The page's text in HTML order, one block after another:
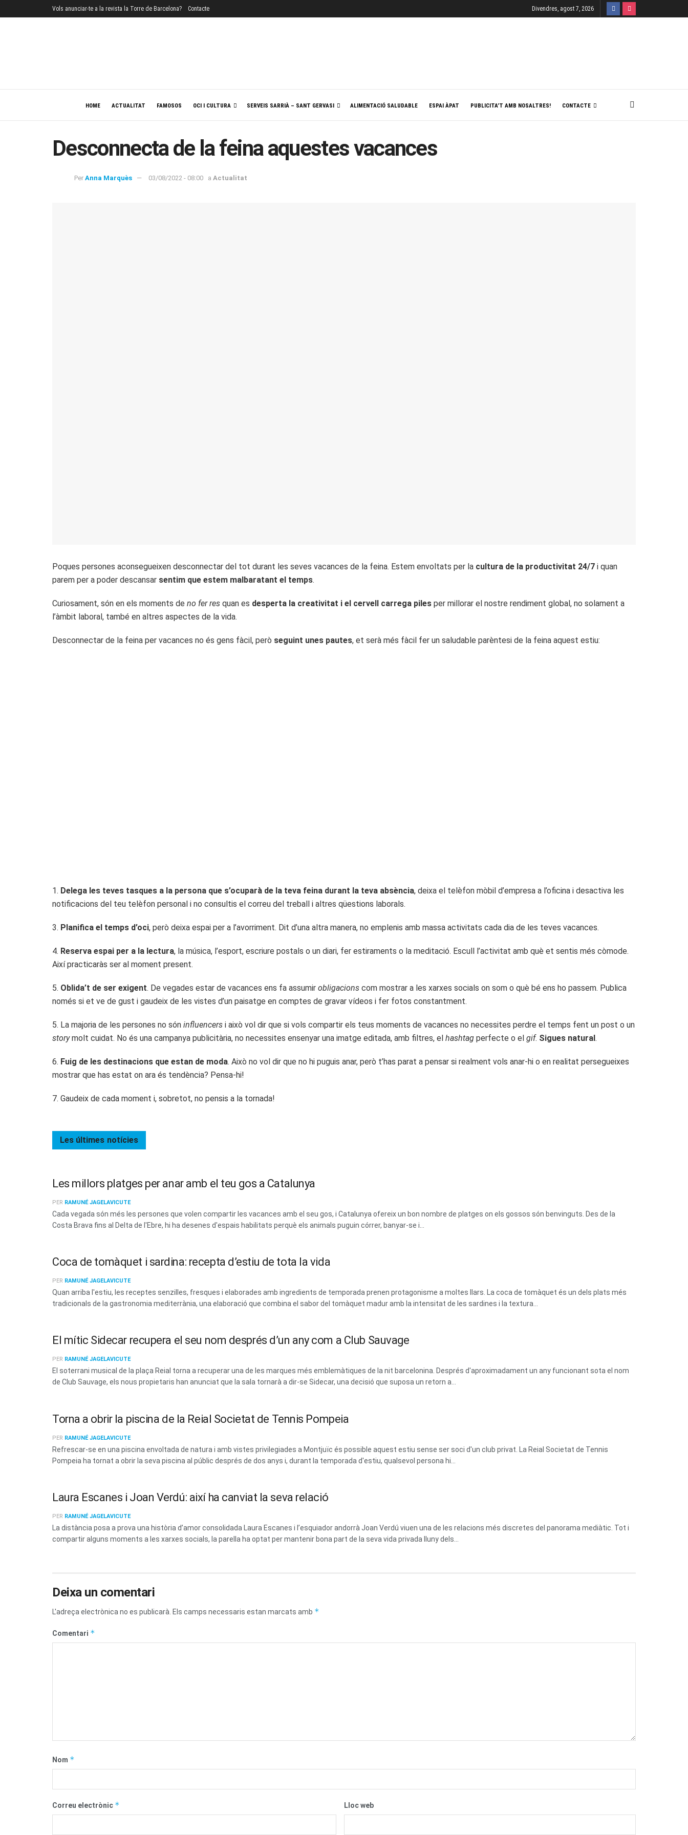
Vols anunciar-te a la revista la Torre de Barcelona? Contacte Divendres, agost 7, 2026
HOME ACTUALITAT FAMOSOS OCI I CULTURA SERVEIS SARRIÀ – SANT GERVASI ALIMENTACIÓ SALUDABLE ESPAI ÀPAT PUBLICITA’T AMB NOSALTRES! CONTACTE
Desconnecta de la feina aquestes vacances
Per Anna Marquès 03/08/2022 - 08:00 a Actualitat
Poques persones aconsegueixen desconnectar del tot durant les seves vacances de la feina. Estem envoltats per la cultura de la productivitat 24/7 i quan
parem per a poder descansar sentim que estem malbaratant el temps.
Curiosament, són en els moments de no fer res quan es desperta la creativitat i el cervell carrega piles per millorar el nostre rendiment global, no solament a
l’àmbit laboral, també en altres aspectes de la vida.
Desconnectar de la feina per vacances no és gens fàcil, però seguint unes pautes, et serà més fàcil fer un saludable parèntesi de la feina aquest estiu:
1. Delega les teves tasques a la persona que s’ocuparà de la teva feina durant la teva absència, deixa el telèfon mòbil d’empresa a l’oficina i desactiva les
notificacions del teu telèfon personal i no consultis el correu del treball i altres qüestions laborals.
3. Planifica el temps d’oci, però deixa espai per a l’avorriment. Dit d’una altra manera, no emplenis amb massa activitats cada dia de les teves vacances.
4. Reserva espai per a la lectura, la música, l’esport, escriure postals o un diari, fer estiraments o la meditació. Escull l’activitat amb què et sentis més còmode.
Així practicaràs ser al moment present.
5. Oblida’t de ser exigent. De vegades estar de vacances ens fa assumir obligacions com mostrar a les xarxes socials on som o què bé ens ho passem. Publica
només si et ve de gust i gaudeix de les vistes d’un paisatge en comptes de gravar vídeos i fer fotos constantment.
5. La majoria de les persones no són influencers i això vol dir que si vols compartir els teus moments de vacances no necessites perdre el temps fent un post o un
storymolt cuidat. No és una campanya publicitària, no necessites ensenyar una imatge editada, amb filtres, el hashtag perfecte o el gif. Sigues natural.
6. Fuig de les destinacions que estan de moda. Això no vol dir que no hi puguis anar, però t’has parat a pensar si realment vols anar-hi o en realitat persegueixes
mostrar que has estat on ara és tendència? Pensa-hi!
7. Gaudeix de cada moment i, sobretot, no pensis a la tornada!
Les últimes notícies
Les millors platges per anar amb el teu gos a Catalunya
PER RAMUNÉ JAGELAVICUTE
Cada vegada són més les persones que volen compartir les vacances amb el seu gos, i Catalunya ofereix un bon nombre de platges on els gossos són benvinguts. Des de la
Costa Brava fins al Delta de l'Ebre, hi ha desenes d'espais habilitats perquè els animals puguin córrer, banyar-se i...
Coca de tomàquet i sardina: recepta d’estiu de tota la vida
PER RAMUNÉ JAGELAVICUTE
Quan arriba l'estiu, les receptes senzilles, fresques i elaborades amb ingredients de temporada prenen protagonisme a moltes llars. La coca de tomàquet és un dels plats més
tradicionals de la gastronomia mediterrània, una elaboració que combina el sabor del tomàquet madur amb la intensitat de les sardines i la textura...
El mític Sidecar recupera el seu nom després d’un any com a Club Sauvage
PER RAMUNÉ JAGELAVICUTE
El soterrani musical de la plaça Reial torna a recuperar una de les marques més emblemàtiques de la nit barcelonina. Després d'aproximadament un any funcionant sota el nom
de Club Sauvage, els nous propietaris han anunciat que la sala tornarà a dir-se Sidecar, una decisió que suposa un retorn a...
Torna a obrir la piscina de la Reial Societat de Tennis Pompeia
PER RAMUNÉ JAGELAVICUTE
Refrescar-se en una piscina envoltada de natura i amb vistes privilegiades a Montjuïc és possible aquest estiu sense ser soci d'un club privat. La Reial Societat de Tennis
Pompeia ha tornat a obrir la seva piscina al públic després de dos anys i, durant la temporada d'estiu, qualsevol persona hi...
Laura Escanes i Joan Verdú: així ha canviat la seva relació
PER RAMUNÉ JAGELAVICUTE
La distància posa a prova una història d’amor consolidada Laura Escanes i l’esquiador andorrà Joan Verdú viuen una de les relacions més discretes del panorama mediàtic. Tot i
compartir alguns moments a les xarxes socials, la parella ha optat per mantenir bona part de la seva vida privada lluny dels...
Deixa un comentari
L'adreça electrònica no es publicarà. Els camps necessaris estan marcats amb *
Comentari *
Nom *
Correu electrònic * Lloc web